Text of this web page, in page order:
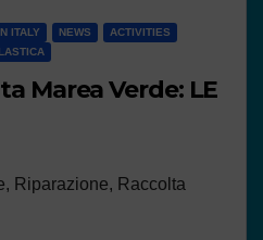
ITALY NEWS
ACTIVITIES
Marea Verde: LE
Riparazione, Raccolta